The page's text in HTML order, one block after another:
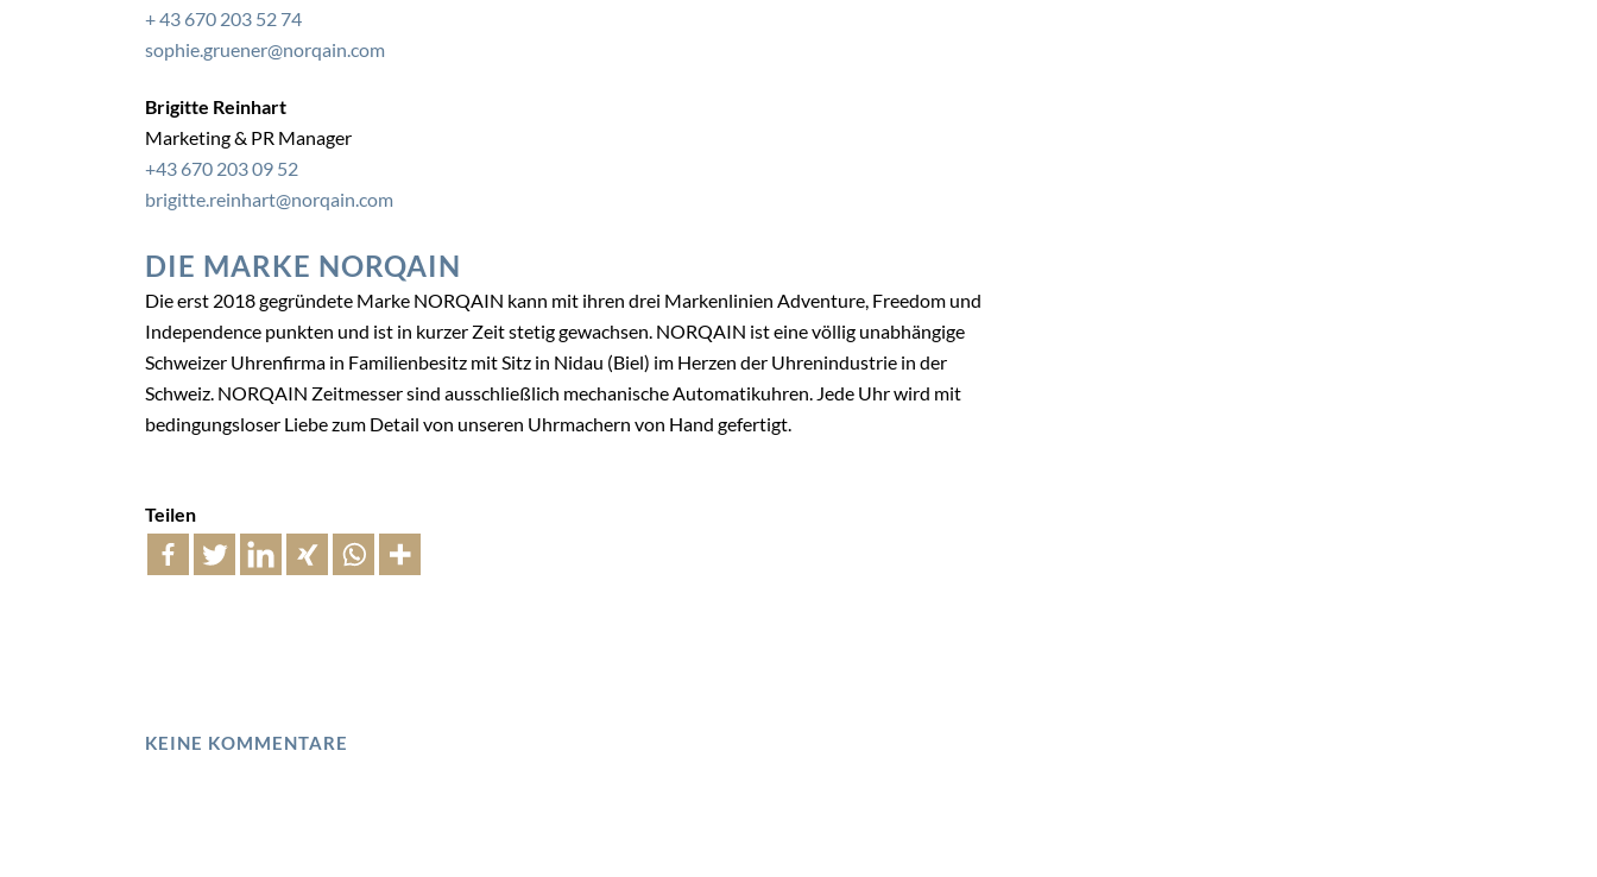
+ 43 670 203 52 74
sophie.gruener@norqain.com
Brigitte Reinhart
Marketing & PR Manager
+43 670 203 09 52
brigitte.reinhart@norqain.com
DIE MARKE NORQAIN
Die erst 2018 gegründete Marke NORQAIN kann mit ihren drei Markenlinien Adventure, Freedom und
Independence punkten und ist in kurzer Zeit stetig gewachsen. NORQAIN ist eine völlig unabhängige
Schweizer Uhrenfirma in Familienbesitz mit Sitz in Nidau (Biel) im Herzen der Uhrenindustrie in der
Schweiz. NORQAIN Zeitmesser sind ausschließlich mechanische Automatikuhren. Jede Uhr wird mit
bedingungsloser Liebe zum Detail von unseren Uhrmachern von Hand gefertigt.
Teilen
KEINE KOMMENTARE